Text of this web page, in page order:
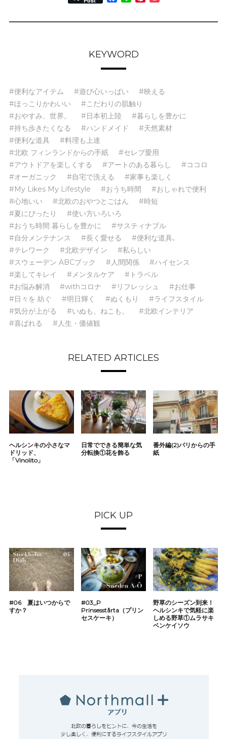
KEYWORD
#便利なアイテム #遊び心いっぱい
#映える
#ほっこりかわいい
#こだわりの肌触り
#おやすみ、世界。
#日本初上陸
#暮らしを豊かに
#持ち歩きたくなる
#ハンドメイド
#天然素材
#便利な道具
#料理も上達
#北欧 フィンランドからの手紙
#セレブ愛用
#アウトドアを楽しくする
#アートのある暮らし
#ココロ
#オーガニック
#自宅で洗える
#家事も楽しく
#My Likes My Lifestyle
#おうち時間
#おしゃれで便利
#心地いい
#北欧のおやつとごはん
#時短
#夏にぴったり
#使い方いろいろ
#おうち時間 暮らしを豊かに
#サスティナブル
#自分メンテナンス
#長く愛せる
#便利な道具､
#テレワーク
#北欧デザイン
#私らしい
#スウェーデン ABCブック
#人間関係
#ハイセンス
#楽してキレイ
#メンタルケア
#トラベル
#お悩み解消
#withコロナ #リフレッシュ
#お仕事
#日々を 紡ぐ
#明日輝く #ぬくもり
#ライフスタイル
#気分が上がる
#いぬも、ねこも。
#北欧インテリア
#喜ばれる
#人生・価値観
RELATED ARTICLES
ヘルシンキの小さなマ
ドリッド、
「Vinolito」
日常でできる簡単な気
分転換①花を飾る
番外編(2)パリからの手
紙
PICK UP
#06 夏はいつからで
すか？
#03_P
Prinsesstårta（プリン
セスケーキ）
野草のシーズン到来！
ヘルシンキで気軽に楽
しめる野草①ムラサキ
ベンケイソウ